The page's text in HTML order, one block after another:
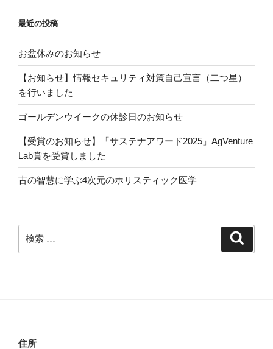
最近の投稿
お盆休みのお知らせ
【お知らせ】情報セキュリティ対策自己宣言（二つ星）
を行いました
ゴールデンウイークの休診日のお知らせ
【受賞のお知らせ】「サステナアワード2025」AgVenture
Lab賞を受賞しました
古の智慧に学ぶ4次元のホリスティック医学
索:
住所